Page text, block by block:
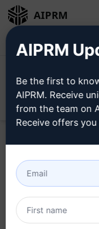
AIPRM
Home / AI-instructies /
Prompts
/
transcripten
AIPRM
Be the first to
AIPRM. Receive
from the team on
Receive offers